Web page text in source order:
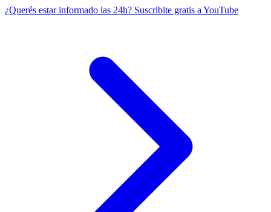
¿Querés estar informado las 24h? Suscribite gratis a YouTube